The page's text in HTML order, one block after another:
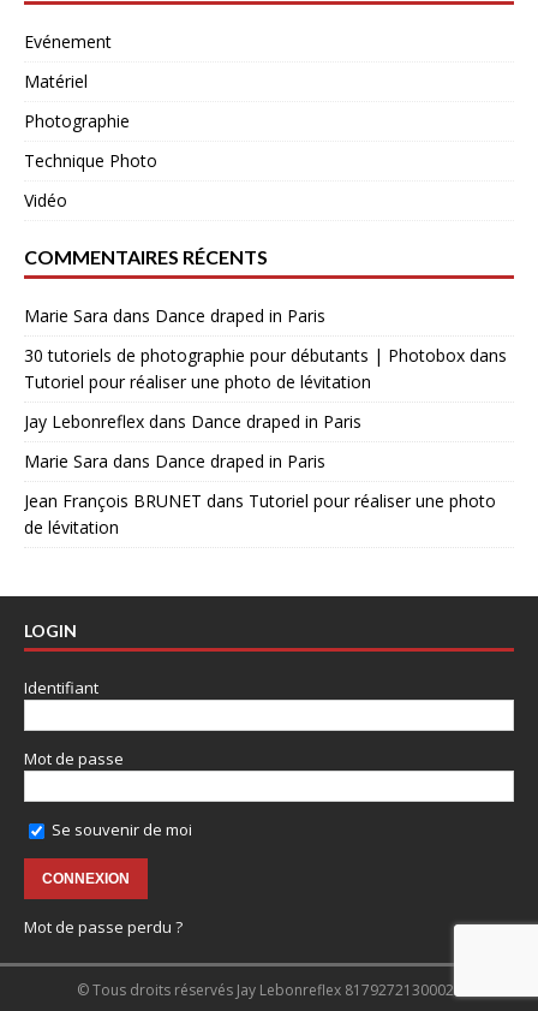
Evénement
Matériel
Photographie
Technique Photo
Vidéo
COMMENTAIRES RÉCENTS
Marie Sara dans Dance draped in Paris
30 tutoriels de photographie pour débutants | Photobox dans
Tutoriel pour réaliser une photo de lévitation
Jay Lebonreflex dans Dance draped in Paris
Marie Sara dans Dance draped in Paris
Jean François BRUNET dans Tutoriel pour réaliser une photo
de lévitation
LOGIN
Identifiant
Mot de passe
Se souvenir de moi
Mot de passe perdu ?
© Tous droits réservés Jay Lebonreflex 81792721300022